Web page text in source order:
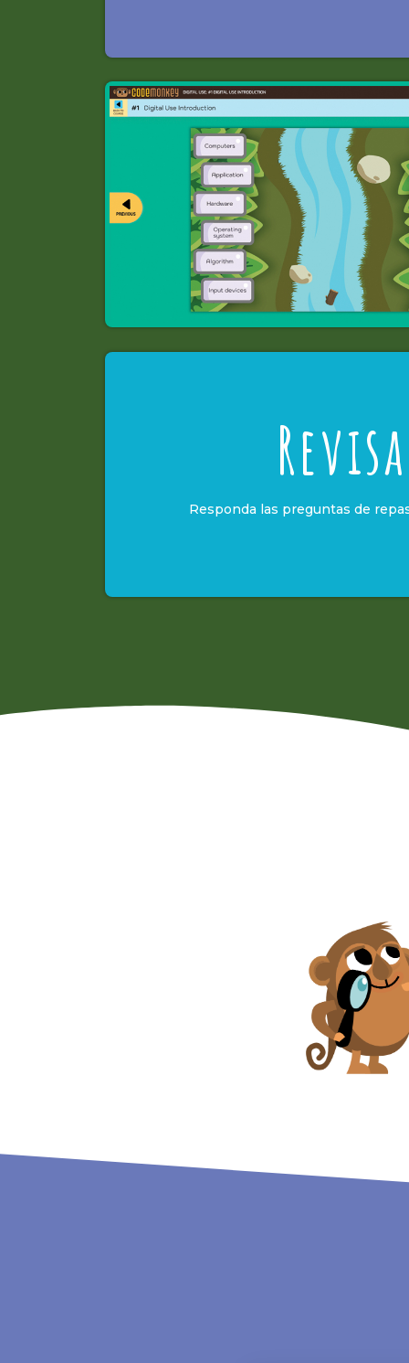
Responda las preguntas de